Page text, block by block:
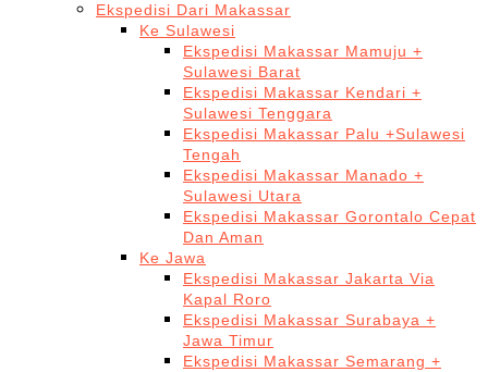
Ekspedisi Dari Makassar
Ke Sulawesi
Ekspedisi Makassar Mamuju +
Sulawesi Barat
Ekspedisi Makassar Kendari +
Sulawesi Tenggara
Ekspedisi Makassar Palu +Sulawesi
Tengah
Ekspedisi Makassar Manado +
Sulawesi Utara
Ekspedisi Makassar Gorontalo Cepat
Dan Aman
Ke Jawa
Ekspedisi Makassar Jakarta Via
Kapal Roro
Ekspedisi Makassar Surabaya +
Jawa Timur
Ekspedisi Makassar Semarang +